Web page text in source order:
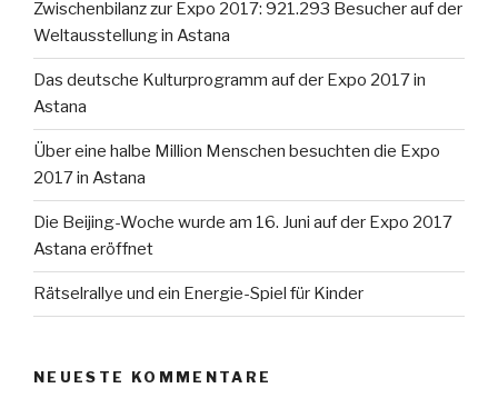
Zwischenbilanz zur Expo 2017: 921.293 Besucher auf der
Weltausstellung in Astana
Das deutsche Kulturprogramm auf der Expo 2017 in
Astana
Über eine halbe Million Menschen besuchten die Expo
2017 in Astana
Die Beijing-Woche wurde am 16. Juni auf der Expo 2017
Astana eröffnet
Rätselrallye und ein Energie-Spiel für Kinder
NEUESTE KOMMENTARE